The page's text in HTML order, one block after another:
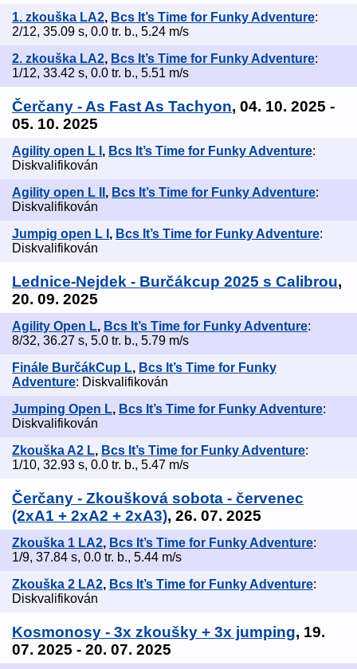
1. zkouška LA2, Bcs It’s Time for Funky Adventure:
2/12, 35.09 s, 0.0 tr. b., 5.24 m/s
2. zkouška LA2, Bcs It’s Time for Funky Adventure:
1/12, 33.42 s, 0.0 tr. b., 5.51 m/s
Čerčany - As Fast As Tachyon, 04. 10. 2025 -
05. 10. 2025
Agility open L I , Bcs It’s Time for Funky Adventure:
Diskvalifikován
Agility open L II , Bcs It’s Time for Funky Adventure:
Diskvalifikován
Jumpig open L I , Bcs It’s Time for Funky Adventure:
Diskvalifikován
Lednice-Nejdek - Burčákcup 2025 s Calibrou,
20. 09. 2025
Agility Open L, Bcs It’s Time for Funky Adventure:
8/32, 36.27 s, 5.0 tr. b., 5.79 m/s
Finále BurčákCup L, Bcs It’s Time for Funky
Adventure: Diskvalifikován
Jumping Open L, Bcs It’s Time for Funky Adventure:
Diskvalifikován
Zkouška A2 L, Bcs It’s Time for Funky Adventure:
1/10, 32.93 s, 0.0 tr. b., 5.47 m/s
Čerčany - Zkoušková sobota - červenec
(2xA1 + 2xA2 + 2xA3), 26. 07. 2025
Zkouška 1 LA2, Bcs It’s Time for Funky Adventure:
1/9, 37.84 s, 0.0 tr. b., 5.44 m/s
Zkouška 2 LA2, Bcs It’s Time for Funky Adventure:
Diskvalifikován
Kosmonosy - 3x zkoušky + 3x jumping, 19.
07. 2025 - 20. 07. 2025